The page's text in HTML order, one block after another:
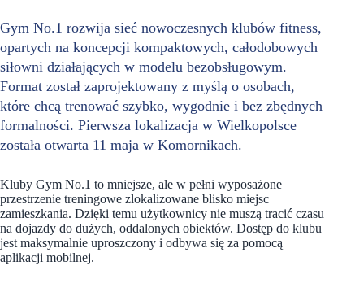
Gym No.1 rozwija sieć nowoczesnych klubów fitness,
opartych na koncepcji kompaktowych, całodobowych
siłowni działających w modelu bezobsługowym.
Format został zaprojektowany z myślą o osobach,
które chcą trenować szybko, wygodnie i bez zbędnych
formalności. Pierwsza lokalizacja w Wielkopolsce
została otwarta 11 maja w Komornikach.
Kluby Gym No.1 to mniejsze, ale w pełni wyposażone
przestrzenie treningowe zlokalizowane blisko miejsc
zamieszkania. Dzięki temu użytkownicy nie muszą tracić czasu
na dojazdy do dużych, oddalonych obiektów. Dostęp do klubu
jest maksymalnie uproszczony i odbywa się za pomocą
aplikacji mobilnej.